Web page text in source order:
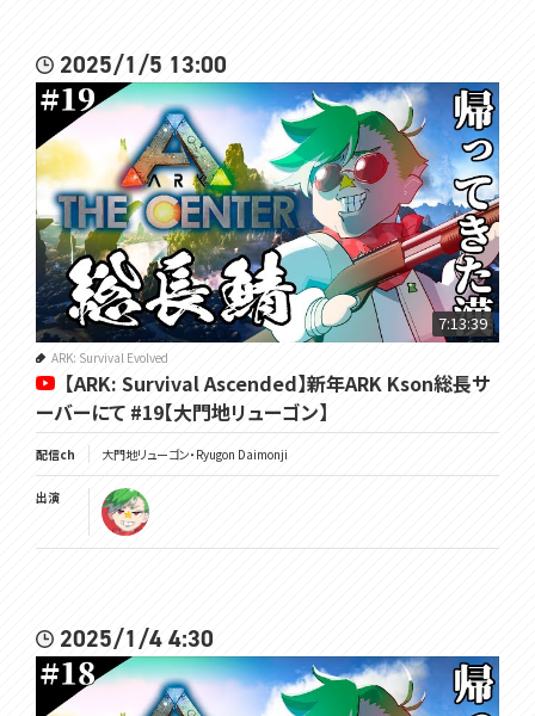
2025/1/5 13:00
7:13:39
ARK: Survival Evolved
【ARK: Survival Ascended】新年ARK Kson総長サ
ーバーにて #19【大門地リューゴン】
配信ch 大門地リューゴン・Ryugon Daimonji
出演
2025/1/4 4:30